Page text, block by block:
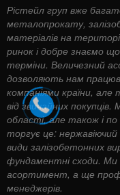
Рістейл груп вже
металопрокату,
матеріалів на
ринок і добре знаємо що
терміни. Величезний
дозволяють нам
компаніями країни,
від звичайних
області, але також і по
торгує це:
види залізобетонних
фундаментні сходи. Ми
асортимент, а ще
менеджерів.